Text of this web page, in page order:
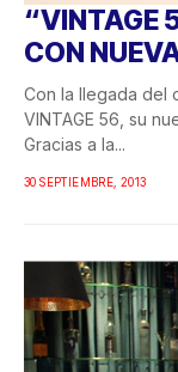
“VINTAGE
CON
Con la llegada del
VINTAGE 56, su
Gracias a la...
30 SEPTIEMBRE, 2013